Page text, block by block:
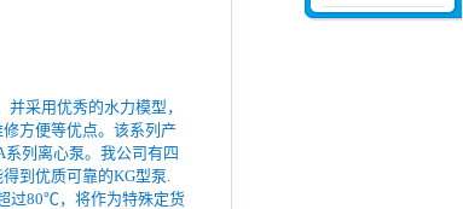
采用优秀的水力模型，
方便等优点。该系列产
列离心泵。我公司有四
到优质可靠的KG型泵.
过80℃，将作为特殊定货